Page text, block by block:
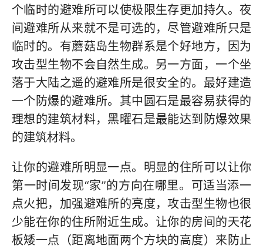
个临时的避难所可以使极限生存更加持久。夜
间避难所从来就不是可选的，尽管避难所只是
临时的。有蘑菇岛生物群系是个好地方，因为
攻击型生物不会自然生成。另一方面，一个坐
落于大陆之遥的避难所是很安全的。最好建造
一个防爆的避难所。其中圆石是最容易获得的
理想的建筑材料，黑曜石是最能达到防爆效果
的建筑材料。
让你的避难所明显一点。明显的住所可以让你
第一时间发现“家”的方向在哪里。可适当添一
点火把，加强避难所的亮度，攻击型生物也很
少能在你的住所附近生成。让你的房间的天花
板矮一点（距离地面两个方块的高度）来防止